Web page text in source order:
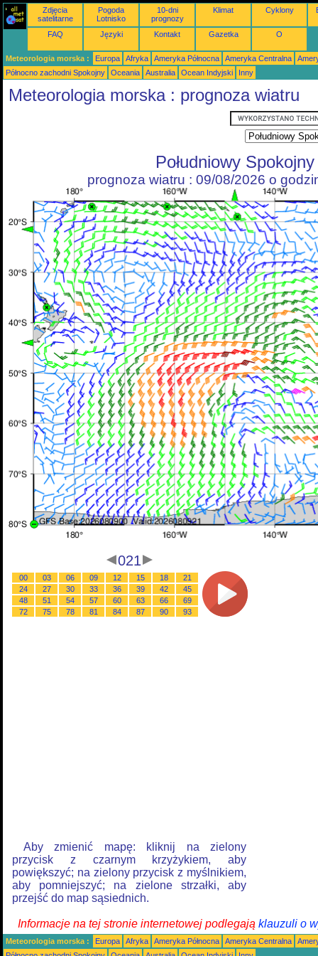
Zdjęcia
satelitarne
Pogoda
Lotnisko
10-dni
prognozy
Klimat Cyklony
FAQ Języki Kontakt Gazetka O
Meteorologia morska : Europa Afryka Ameryka Północna Ameryka Centralna
Północno zachodni Spokojny
Oceania Australia Ocean Indyjski Inny
Meteorologia morska : prognoza wiatru
Południowy Spokojny
prognoza wiatru : 09/08/2026 o
021
00 03 06 09 12 15 18
21
24
27 30 33 36 39 42
45
48
51 54 57 60 63 66
69
72
75 78 81 84 87 90 93
Aby zmienić mapę: kliknij na zielony
przycisk z czarnym krzyżykiem, aby
powiększyć; na zielony przycisk z myślnikiem,
aby pomniejszyć; na zielone strzałki, aby
przejść do map sąsiednich.
Informacje na tej stronie internetowej podlegają klauzuli o
Meteorologia morska : Europa Afryka Ameryka Północna Ameryka Centralna